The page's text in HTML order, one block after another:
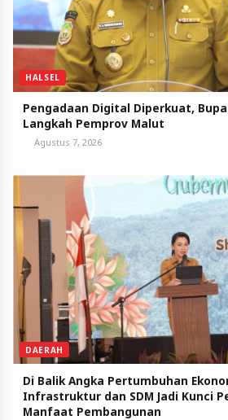
HALSEL
Pengadaan Digital Diperkuat,
Langkah Pemprov Malut
Agustus 7, 2026
DAERAH
Di Balik Angka Pertumbuhan
Infrastruktur dan SDM Jadi Kunci
Manfaat Pembangunan